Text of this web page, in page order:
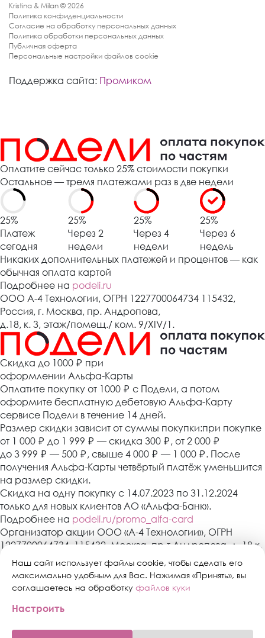
Kristina & Milan © 2026
Политика конфиденциальности
Согласие на обработку персональных данных
Политика обработки персональных данных
Публичная оферта
Персональные настройки файлов cookie
Поддержка сайта: Промиком
Наш сайт использует файлы cookie, чтобы сделать его
максимально удобным для Вас. Нажимая «Принять», вы
соглашаетесь на обработку файлов куки
Настроить
Оплатите сейчас только 25% стоимости покупки
Остальное — тремя платежами раз в две недели
25%
Платеж
сегодня
25%
Через 2
недели
25%
Через 4
недели
25%
Через 6
недель
Никаких дополнительных платежей и процентов — как
обычная оплата картой
Подробнее на podeli.ru
ООО А-4 Технологии, ОГРН 1227700064734 115432,
Россия, г. Москва, пр. Андропова,
д.18, к. 3, этаж/помещ./ ком. 9/XIV/1.
Cкидка до 1000 ₽ при
оформлении Альфа-Карты
Оплатите покупку от 1000 ₽ с Подели, а потом
оформите бесплатную дебетовую Альфа-Карту
сервисе Подели в течение 14 дней.
Размер скидки зависит от суммы покупки:при покупке
от 1 000 ₽ до 1 999 ₽ — скидка 300 ₽ , от 2 000 ₽
до 3 999 ₽ — 500 ₽ , свыше 4 000 ₽ — 1 000 ₽. После
получения Альфа-Карты четвёртый платёж уменьшится
на размер скидки.
Скидка на одну покупку с 14.07.2023 по 31.12.2024
только для новых клиентов АО «Альфа-Банк».
Подробнее на podeli.ru/promo_alfa-card
Организатор акции ООО «А-4 Технологии», ОГРН
1227700064734, 115432, Москва, пр-т Андропова, д. 18 к.
3, эт./пом./ком. 9/XIV/1. АО «Альфа-Банк»,
Генеральная лицензия банка России № 1326 от 16
января 2015 г. Скидка предоставляется один раз в
оформлении Альфа-Карты в сервисе «Подели» в